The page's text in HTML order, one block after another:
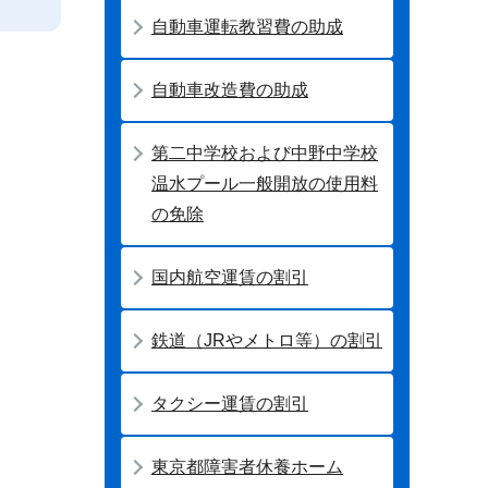
自動車運転教習費の助成
自動車改造費の助成
第二中学校および中野中学校
温水プール一般開放の使用料
の免除
国内航空運賃の割引
鉄道（JRやメトロ等）の割引
タクシー運賃の割引
東京都障害者休養ホーム